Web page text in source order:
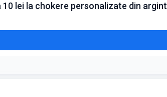
10 lei la chokere personalizate din argint